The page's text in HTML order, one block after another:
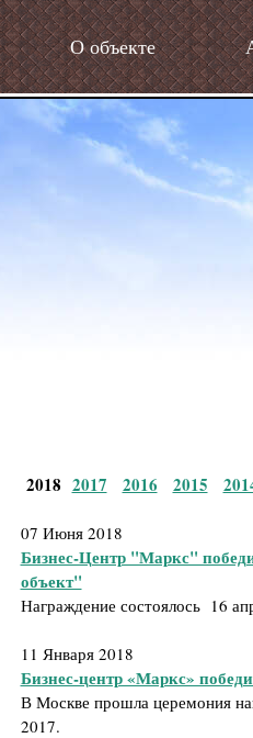
О объекте
2018 2017 2016 2015
07 Июня 2018
Бизнес-Центр "Маркс"
объект"
Награждение состоялось 16
11 Января 2018
Бизнес-центр «Маркс»
В Москве прошла церемония
2017.